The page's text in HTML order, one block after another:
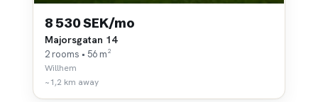
8 530 SEK/mo
Majorsgatan 14
2 rooms • 56 m²
Willhem
~1,2 km away